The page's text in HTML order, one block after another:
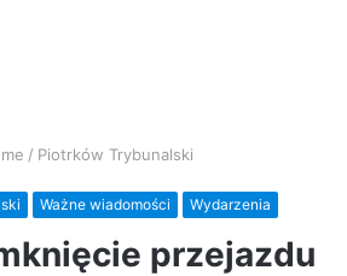
/ Piotrków Trybunalski
Ważne wiadomości Wydarzenia
przejazdu